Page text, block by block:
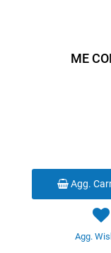
ME
Agg.
Agg.